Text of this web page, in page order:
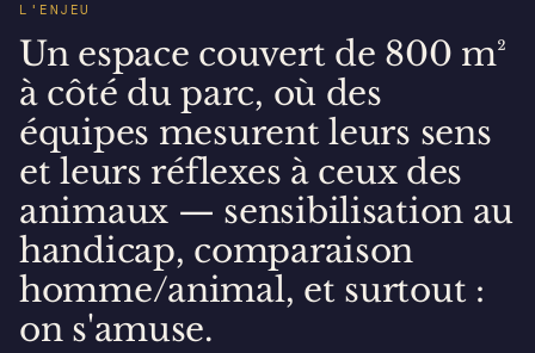
L'ENJEU
Un espace couvert de 800 m²
à côté du parc, où des
équipes mesurent leurs sens
et leurs réflexes à ceux des
animaux — sensibilisation au
handicap, comparaison
homme/animal, et surtout :
on s'amuse.